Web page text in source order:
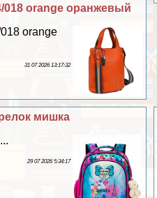
018 orange оранжевый
orange
31 07 2026 13:17:32
мишка
29 07 2026 5:34:17